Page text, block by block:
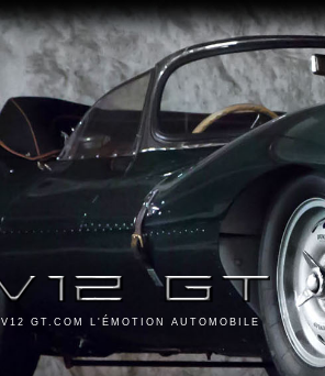
V12 GT.COM L'ÉMOTION AUTOMOBILE